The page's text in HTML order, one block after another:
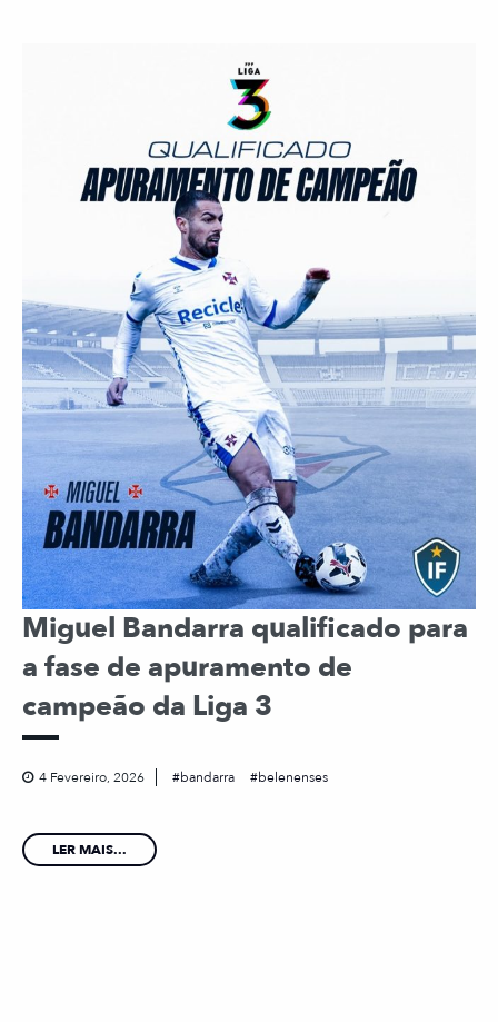
Miguel Bandarra qualificado para
a fase de apuramento de
campeão da Liga 3
4 Fevereiro, 2026 bandarra belenenses
LER MAIS...